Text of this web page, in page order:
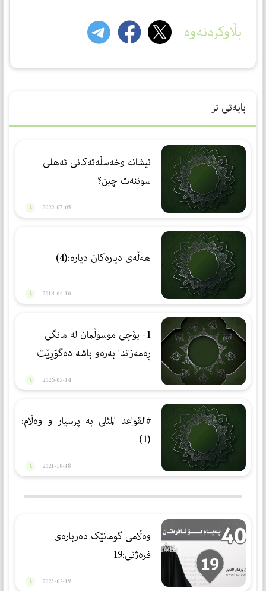
بڵاوکردنەوە
بابەتی تر
نيشانە وخەسڵەتەكانی ئەهلی
سوننەت چین؟
2022-07-05
هه‌ڵه‌ی دياره‌كان دياره‌:(4)
2018-04-10
1- بۆچی موسوڵمان لە مانگی
ڕەمەزاندا بەرەو باشە دەگۆڕێت
2026-05-14
#القواعد_المثلى_بە_پرسیار_و_وەڵام:
(1)
2021-10-18
وەڵامی گومانێک دەربارەی
فرەژنی:19
2023-02-19